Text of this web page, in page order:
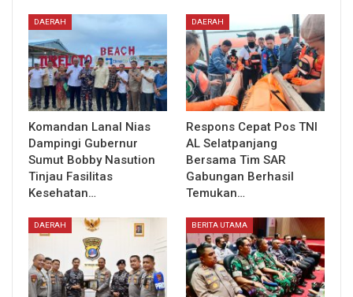
DAERAH
Komandan Lanal Nias
Dampingi Gubernur
Sumut Bobby Nasution
Tinjau Fasilitas
Kesehatan…
DAERAH
Respons Cepat Pos TNI
AL Selatpanjang
Bersama Tim SAR
Gabungan Berhasil
Temukan…
DAERAH BERITA UTAMA